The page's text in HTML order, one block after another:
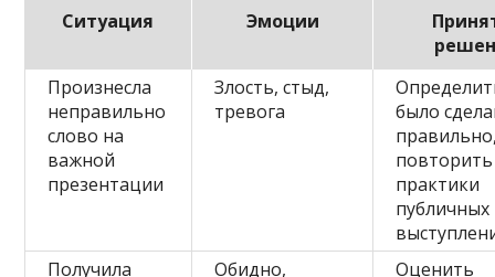
Ситуация Эмоции
Произнесла
неправильно
слово на
важной
презентации
Злость, стыд,
тревога
было
повторить
практики
публичных
Получила
Обидно,
Оценить